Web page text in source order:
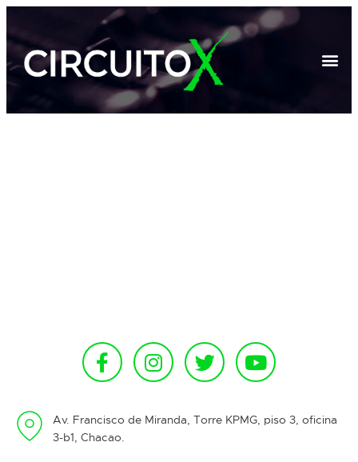
Av. Francisco de Miranda, Torre KPMG, piso 3, oficina
3-b1, Chacao.